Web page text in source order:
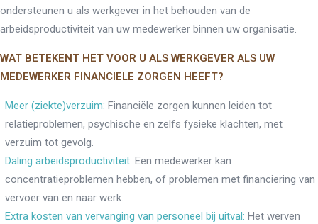
ondersteunen u als werkgever in het behouden van de
arbeidsproductiviteit van uw medewerker binnen uw organisatie.
WAT BETEKENT HET VOOR U ALS WERKGEVER ALS UW
MEDEWERKER FINANCIELE ZORGEN HEEFT?
Meer (ziekte)verzuim: Financiële zorgen kunnen leiden tot
relatieproblemen, psychische en zelfs fysieke klachten, met
verzuim tot gevolg.
Daling arbeidsproductiviteit: Een medewerker kan
concentratieproblemen hebben, of problemen met financiering van
vervoer van en naar werk.
Extra kosten van vervanging van personeel bij uitval: Het werven